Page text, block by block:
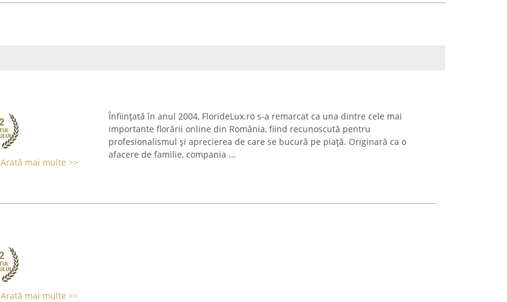
Arată mai multe >>
Înființată în anul 2004, FlorideLux.ro s-a remarcat ca una dintre cele mai
importante florării online din România, fiind recunoscută pentru
profesionalismul și aprecierea de care se bucură pe piață. Originară ca o
afacere de familie, compania ...
Arată mai multe >>